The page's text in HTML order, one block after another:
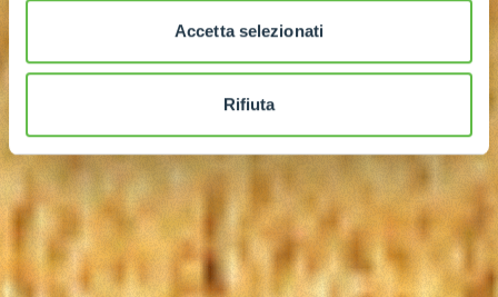
Accetta selezionati
Rifiuta